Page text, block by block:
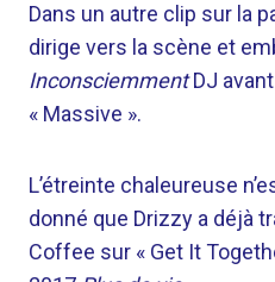
Dans un autre clip sur la
dirige vers la scène et
InconsciemmentDJ
« Massive ».
L’étreinte chaleureuse
donné que Drizzy a déjà
Coffee sur « Get It